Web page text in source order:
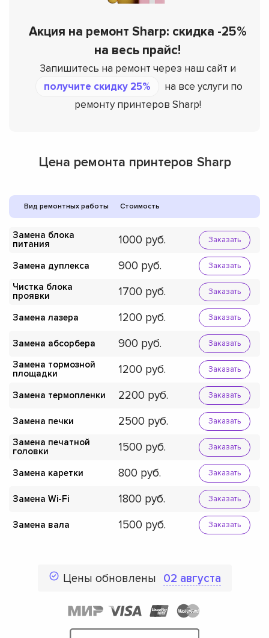
Акция на ремонт Sharp: скидка -25%
на весь прайс!
Запишитесь на ремонт через наш сайт и
получите скидку 25%
на все услуги по
ремонту принтеров Sharp!
Цена ремонта принтеров Sharp
Вид ремонтных работы Стоимость
Замена блока
питания
1000 Заказать
Замена дуплекса 900 Заказать
Чистка блока
проявки
1700 Заказать
Замена лазера 1200 Заказать
Замена абсорбера 900 Заказать
Замена тормозной
площадки
1200 Заказать
Замена термопленки 2200 Заказать
Замена печки 2500 Заказать
Замена печатной
головки
1500 Заказать
Замена каретки 800 Заказать
Замена Wi-Fi 1800 Заказать
Замена вала 1500 Заказать
Цены обновлены 02 августа